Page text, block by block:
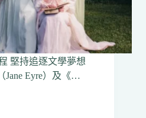
堅持追逐文學夢想
Jane Eyre）及《…